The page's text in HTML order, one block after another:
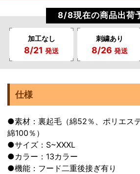
8/8現在の商品出荷
加工なし
8/21 発送
刺繍あり
8/26 発送
仕様
●素材：裏起毛（綿52％、ポリエス
綿100％）
●サイズ：S~XXXL
●カラー：13カラー
●機能：フード二重後接ぎ有り